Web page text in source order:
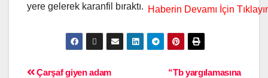
yere gelerek karanfil bıraktı.
“Tb yargılamasına
Çarşaf giyen adam